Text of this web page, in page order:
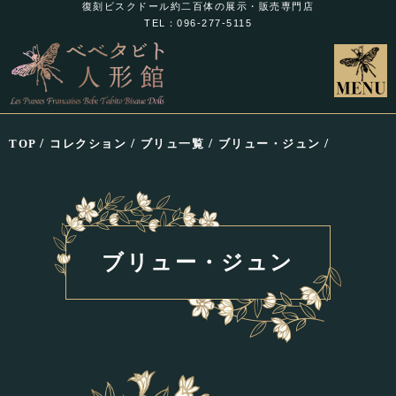
復刻ビスクドール約二百体の展示・販売専門店
TEL：096-277-5115
TOP / コレクション / ブリュ一覧 / ブリュー・ジュン /
ブリュー・ジュン